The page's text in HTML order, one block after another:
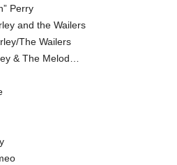
Perry
and the Wailers
The Wailers
& The Melod…